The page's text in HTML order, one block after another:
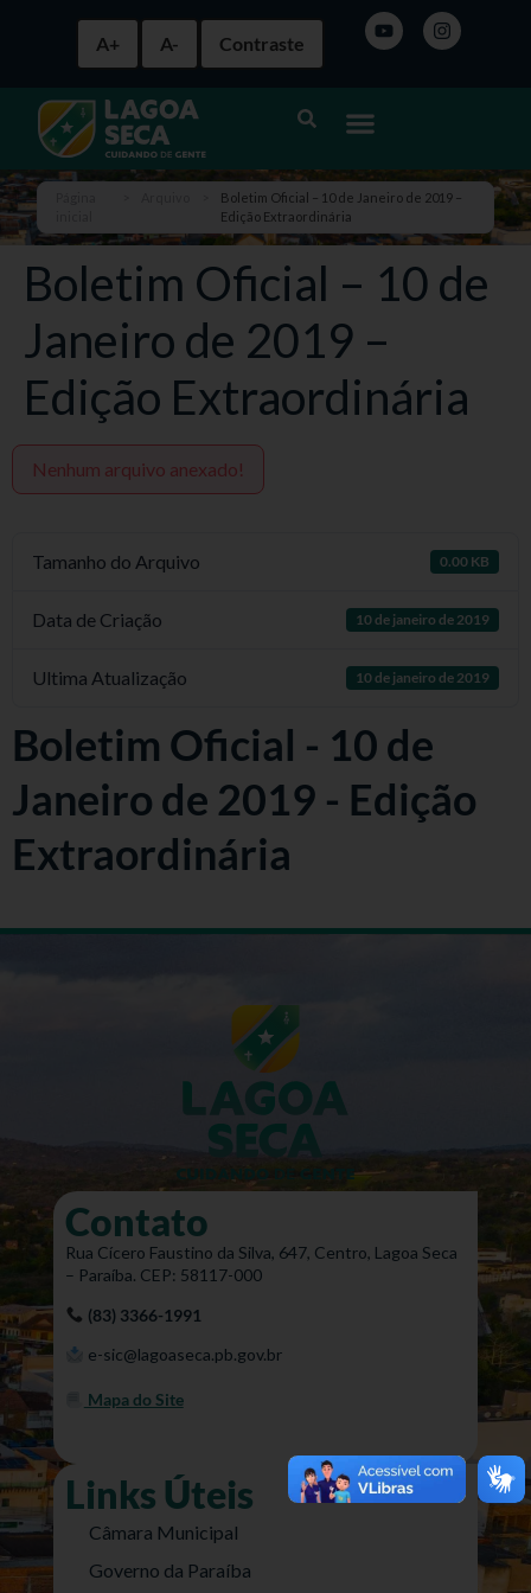
A+ A- Contraste
Boletim Oficial – 10 de Janeiro de 2019 –
Edição Extraordinária
Boletim Oficial – 10 de
Janeiro de 2019 –
Edição Extraordinária
Nenhum arquivo anexado!
Tamanho do Arquivo 0.00 KB
Data de Criação 10 de janeiro de 2019
Ultima Atualização 10 de janeiro de 2019
Boletim Oficial - 10 de
Janeiro de 2019 - Edição
Extraordinária
Contato
Rua Cícero Faustino da Silva, 647, Centro, Lagoa Seca
– Paraíba. CEP: 58117-000
(83) 3366-1991
e-sic@lagoaseca.pb.gov.br
Mapa do Site
Links Úteis
Câmara Municipal
Governo da Paraíba